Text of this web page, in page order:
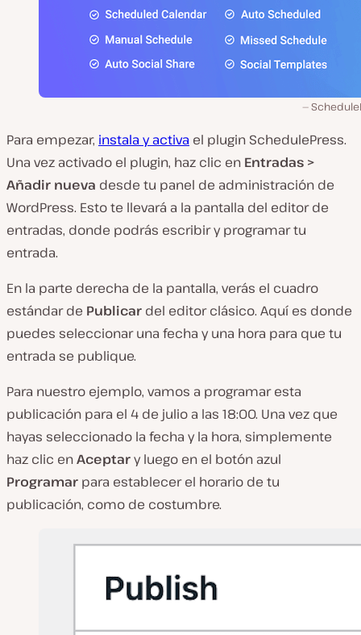
Para empezar, instala y activa el plugin SchedulePress.
Una vez activado el plugin, haz clic en Entradas >
Añadir nueva desde tu panel de administración de
WordPress. Esto te llevará a la pantalla del editor de
entradas, donde podrás escribir y programar tu
entrada.
En la parte derecha de la pantalla, verás el cuadro
estándar de Publicar del editor clásico. Aquí es donde
puedes seleccionar una fecha y una hora para que tu
entrada se publique.
Para nuestro ejemplo, vamos a programar esta
publicación para el 4 de julio a las 18:00. Una vez que
hayas seleccionado la fecha y la hora, simplemente
haz clic enAceptary luego en el botón azul
Programar para establecer el horario de tu
publicación, como de costumbre.